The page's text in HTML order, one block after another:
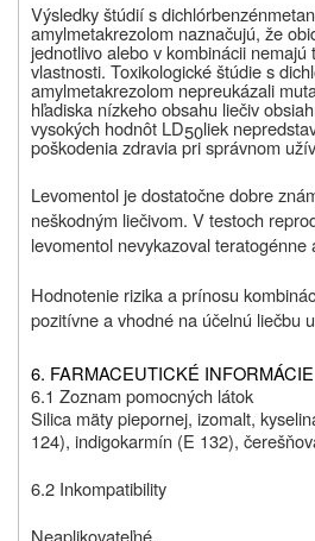
Výsledky štúdií s
amylmetakrezolom naznačujú, že
jednotlivo alebo v kombinácii
vlastnosti. Toxikologické štúdie s
amylmetakrezolom nepreukázali
hľadiska nízkeho obsahu liečiv
vysokých hodnôt LD50liek
poškodenia zdravia pri správnom
Levomentol je dostatočne dobre
neškodným liečivom. V testoch
levomentol nevykazoval teratogénne
Hodnotenie rizika a prínosu
pozitívne a vhodné na účelnú liečbu
6. FARMACEUTICKÉ INFORMÁCIE
6.1 Zoznam pomocných látok
Silica mäty piepornej, izomalt,
124), indigokarmín (E 132),
6.2 Inkompatibility
Neaplikovateľné.